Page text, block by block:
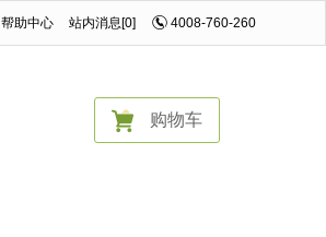
帮助中心 站内消息[0] 4008-760-260
购物车